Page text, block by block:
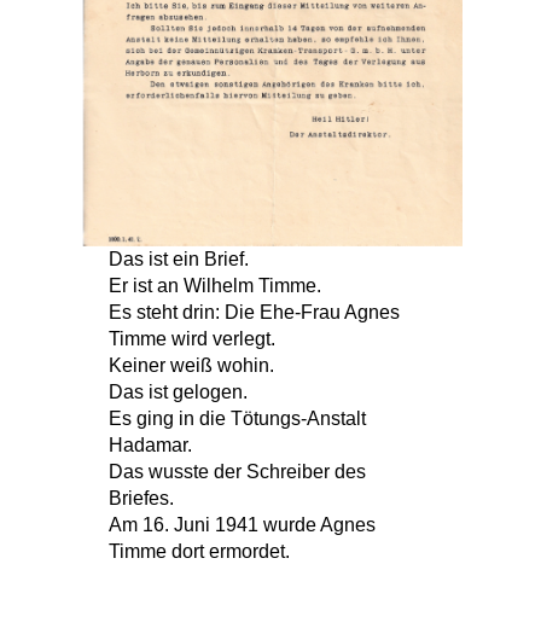
Das ist ein Brief.
Er ist an Wilhelm Timme.
Es steht drin: Die Ehe-Frau Agnes
Timme wird verlegt.
Keiner weiß wohin.
Das ist gelogen.
Es ging in die Tötungs-Anstalt
Hadamar.
Das wusste der Schreiber des
Briefes.
Am 16. Juni 1941 wurde Agnes
Timme dort ermordet.